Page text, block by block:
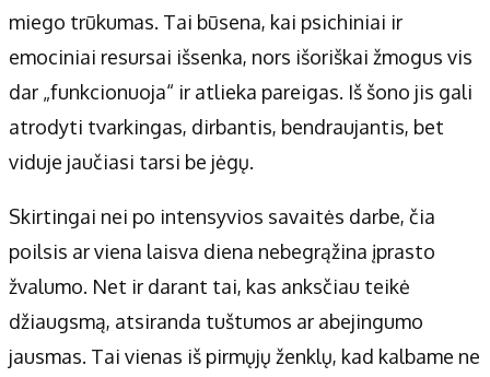
miego trūkumas. Tai būsena, kai psichiniai ir
emociniai resursai išsenka, nors išoriškai žmogus vis
dar „funkcionuoja“ ir atlieka pareigas. Iš šono jis gali
atrodyti tvarkingas, dirbantis, bendraujantis, bet
viduje jaučiasi tarsi be jėgų.
Skirtingai nei po intensyvios savaitės darbe, čia
poilsis ar viena laisva diena nebegrąžina įprasto
žvalumo. Net ir darant tai, kas anksčiau teikė
džiaugsmą, atsiranda tuštumos ar abejingumo
jausmas. Tai vienas iš pirmųjų ženklų, kad kalbame ne